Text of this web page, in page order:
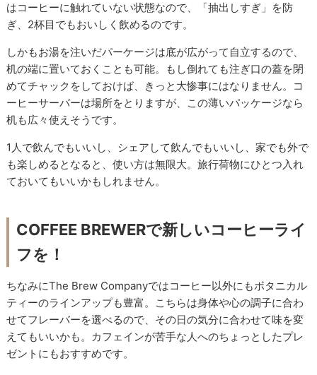
はコーヒーに触れていない状態なので、「抽出しすぎ」を防
ぎ、2杯目でもおいしく飲めるのです。
しかもお湯を注いだパーケージは底が広がって自立するので、
机の端に置いておくことも可能。もし倒れても注ぎ口の蓋を閉
めてチャックをしておけば、きっと大惨事にはなりません。コ
ーヒーサーバーは場所をとりますが、この薄いパッケージなら
机も広々使えそうです。
1人で飲んでもいいし、シェアして飲んでもいいし、家でも外で
も楽しめるとなると、使い方は無限大。旅行荷物にひとつ入れ
ておいてもいいかもしれません。
COFFEE BREWERで新しいコーヒーライ
フを！
ちなみにThe Brew Companyではコーヒー以外にもボタニカル
ティーのラインアップも豊富。こちらは身体や心の調子に合わ
せてフレーバーを選べるので、その日の気分に合わせて味を変
えてもいいかも。カフェインが苦手な人へのちょっとしたプレ
ゼントにもおすすめです。